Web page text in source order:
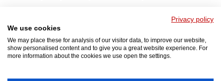
Prohlížejte návody k obsluze v češtine v naší online knihovně, manuály a
Požádejte nás!
Privacy policy
We use cookies
We may place these for analysis of our visitor data, to improve our website,
show personalised content and to give you a great website experience. For
more information about the cookies we use open the settings.